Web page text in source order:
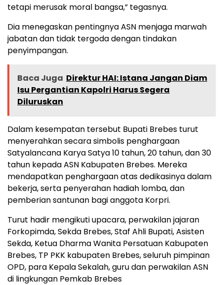
tetapi merusak moral bangsa,” tegasnya.
Dia menegaskan pentingnya ASN menjaga marwah
jabatan dan tidak tergoda dengan tindakan
penyimpangan.
Baca Juga Direktur HAI: Istana Jangan Diam
Isu Pergantian Kapolri Harus Segera
Diluruskan
Dalam kesempatan tersebut Bupati Brebes turut
menyerahkan secara simbolis penghargaan
Satyalancana Karya Satya 10 tahun, 20 tahun, dan 30
tahun kepada ASN Kabupaten Brebes. Mereka
mendapatkan penghargaan atas dedikasinya dalam
bekerja, serta penyerahan hadiah lomba, dan
pemberian santunan bagi anggota Korpri.
Turut hadir mengikuti upacara, perwakilan jajaran
Forkopimda, Sekda Brebes, Staf Ahli Bupati, Asisten
Sekda, Ketua Dharma Wanita Persatuan Kabupaten
Brebes, TP PKK kabupaten Brebes, seluruh pimpinan
OPD, para Kepala Sekalah, guru dan perwakilan ASN
di lingkungan Pemkab Brebes